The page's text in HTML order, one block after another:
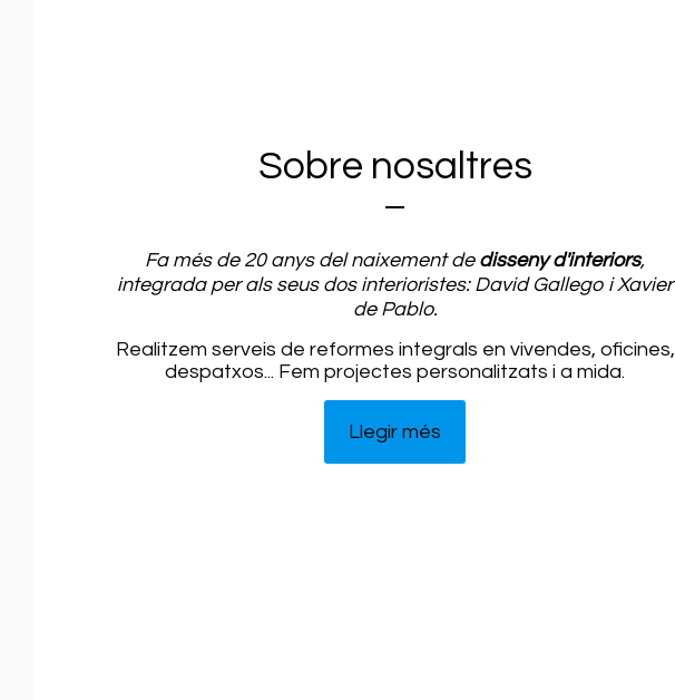
Sobre nosaltres
Fa més de 20 anys del naixement de disseny d'interiors,
integrada per als seus dos interioristes: David Gallego i Xavier
de Pablo.
Realitzem serveis de reformes integrals en vivendes, oficines,
despatxos... Fem projectes personalitzats i a mida.
Llegir més